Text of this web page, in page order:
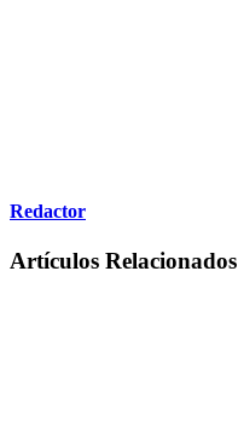
Redactor
Artículos Relacionados